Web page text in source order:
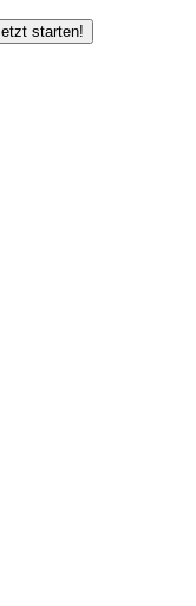
starten!